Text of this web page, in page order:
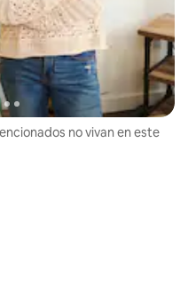
no vivan en este